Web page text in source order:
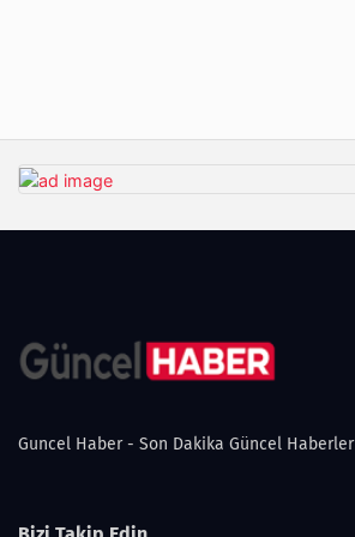
Guncel Haber - Son Dakika Güncel Haberler